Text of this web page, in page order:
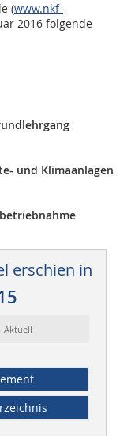
(www.nkf-
2016 folgende
und Klimaanlagen
erschien in
Aktuell